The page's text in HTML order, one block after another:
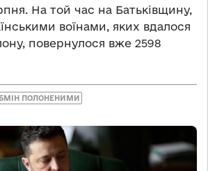
На той час на Батьківщину,
воїнами, яких вдалося
повернулося вже 2598
ПОЛОНЕНИМИ